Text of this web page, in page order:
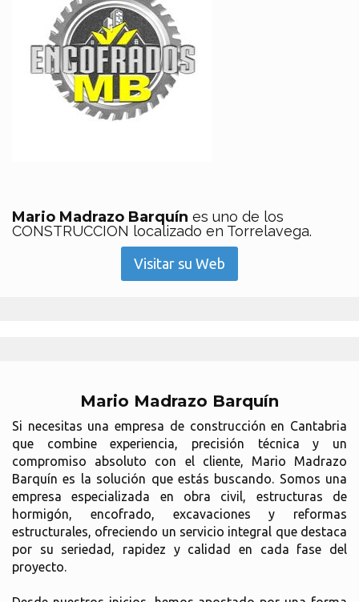
Mario Madrazo Barquín es uno de los
CONSTRUCCION localizado en Torrelavega.
Visitar su Web
Mario Madrazo Barquín
Si necesitas una empresa de construcción en Cantabria
que combine experiencia, precisión técnica y un
compromiso absoluto con el cliente, Mario Madrazo
Barquín es la solución que estás buscando. Somos una
empresa especializada en obra civil, estructuras de
hormigón, encofrado, excavaciones y reformas
estructurales, ofreciendo un servicio integral que destaca
por su seriedad, rapidez y calidad en cada fase del
proyecto.